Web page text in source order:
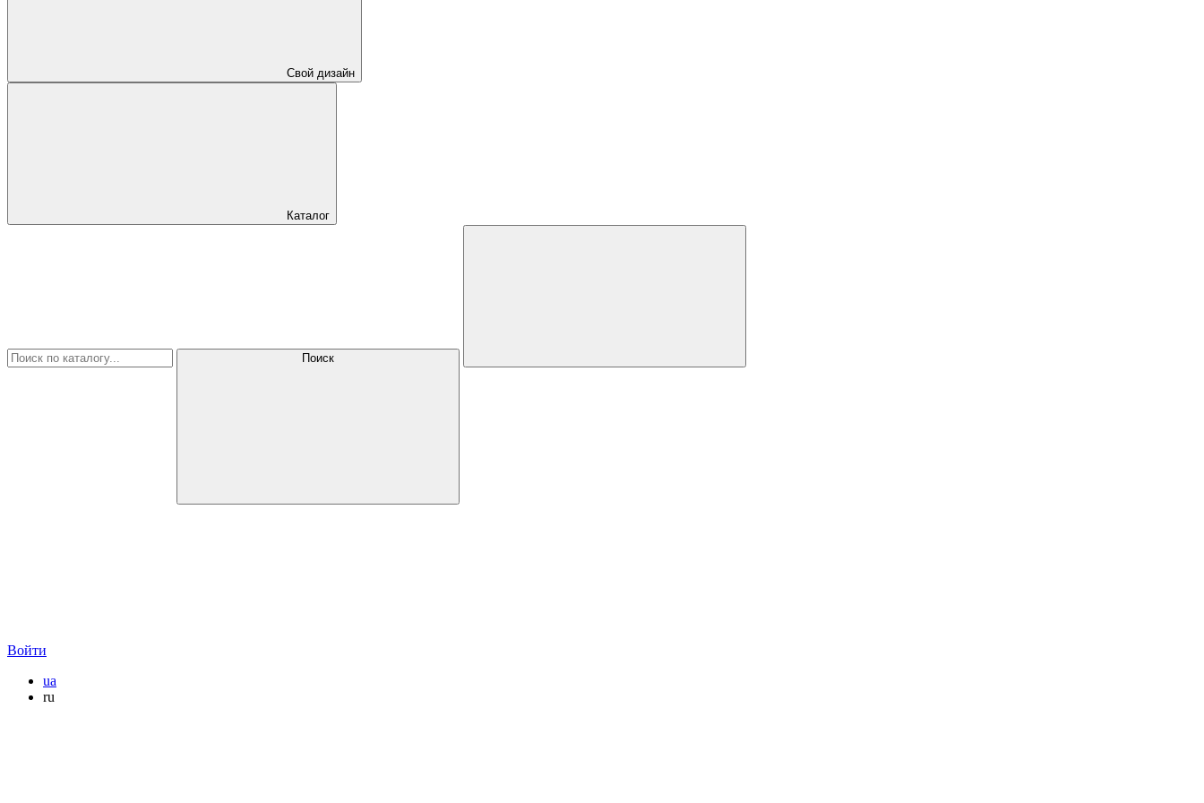
Свой дизайн
Каталог
Поиск
Войти
ua
ru